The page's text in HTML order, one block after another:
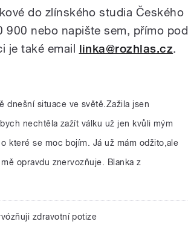
do zlínského studia Českého
nebo napište sem, přímo pod
je také email linka@rozhlas.cz.
dnešní situace ve světě.Zažila jsen
nechtěla zažít válku už jen kvůli mým
které se moc bojím. Já už mám odžito,ale
opravdu znervozňuje. Blanka z
zdravotní potize